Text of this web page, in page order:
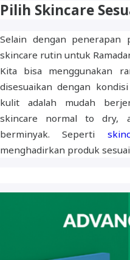
Pilih Skincare
Selain dengan penerapan
skincare rutin untuk
Kita bisa menggunakan
disesuaikan dengan
kulit adalah mudah
skincare normal to dry,
berminyak. Seperti
menghadirkan produk